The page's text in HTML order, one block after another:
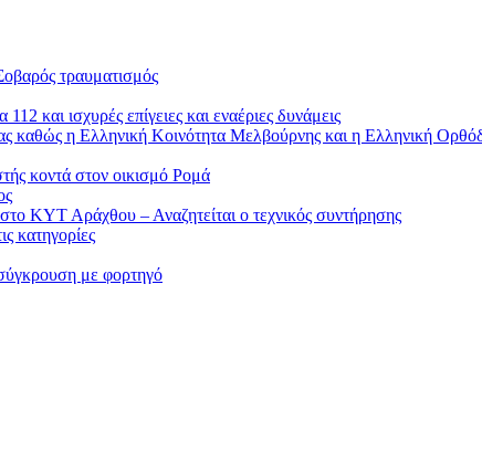
τραυματισμός
και ισχυρές επίγειες και εναέριες δυνάμεις
καθώς η Ελληνική Κοινότητα Μελβούρνης και η Ελληνική
κοντά στον οικισμό Ρομά
ΚΥΤ Αράχθου – Αναζητείται ο τεχνικός συντήρησης
κατηγορίες
με φορτηγό